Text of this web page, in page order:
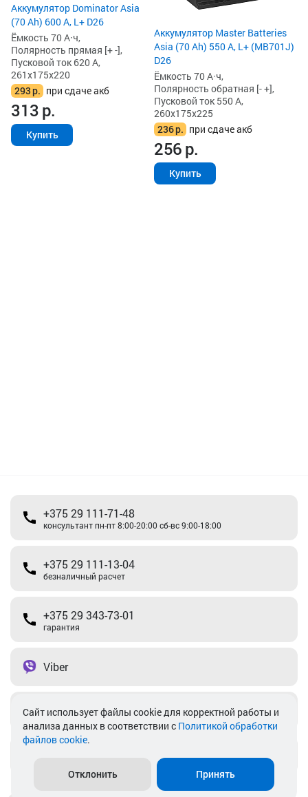
Аккумулятор Dominator Asia
(70 Ah) 600 А, L+ D26
Ёмкость 70 А·ч,
Полярность прямая [+ -],
Пусковой ток 620 А,
261x175x220
293р. при сдаче акб
313р.
Купить
Аккумулятор Master Batteries
Asia (70 Ah) 550 А, L+ (MB701J)
D26
Ёмкость 70 А·ч,
Полярность обратная [- +],
Пусковой ток 550 А,
260x175x225
236р. при сдаче акб
256р.
Купить
+375 29 111-71-48
консультант пн-пт 8:00-20:00 сб-вс 9:00-18:00
+375 29 111-13-04
безналичный расчет
+375 29 343-73-01
гарантия
Viber
Telegram
Cайт использует файлы cookie для корректной работы и
анализа данных в соответствии с Политикой обработки
файлов cookie.
Отклонить Принять